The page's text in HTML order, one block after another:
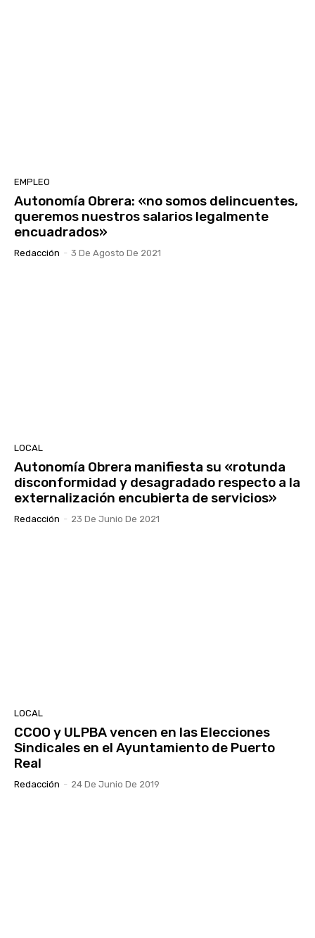
EMPLEO
Autonomía Obrera: «no somos delincuentes,
queremos nuestros salarios legalmente
encuadrados»
Redacción - 3 De Agosto De 2021
LOCAL
Autonomía Obrera manifiesta su «rotunda
disconformidad y desagradado respecto a la
externalización encubierta de servicios»
Redacción - 23 De Junio De 2021
LOCAL
CCOO y ULPBA vencen en las Elecciones
Sindicales en el Ayuntamiento de Puerto
Real
Redacción - 24 De Junio De 2019